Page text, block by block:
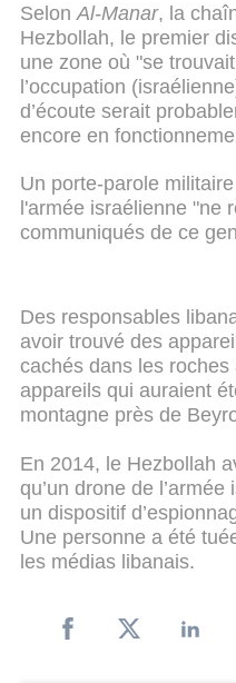
Selon Al-Manar, la
Hezbollah, le premier
une zone où "se
l’occupation
d’écoute serait
encore en
Un porte-parole
l'armée israélienne "ne
communiqués de ce
Des responsables
avoir trouvé des
cachés dans les
appareils qui auraient
montagne près de
En 2014, le Hezbollah
qu’un drone de
un dispositif
Une personne a été
les médias libanais.